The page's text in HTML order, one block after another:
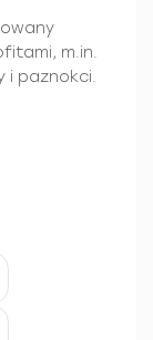
m.in.
i paznokci.